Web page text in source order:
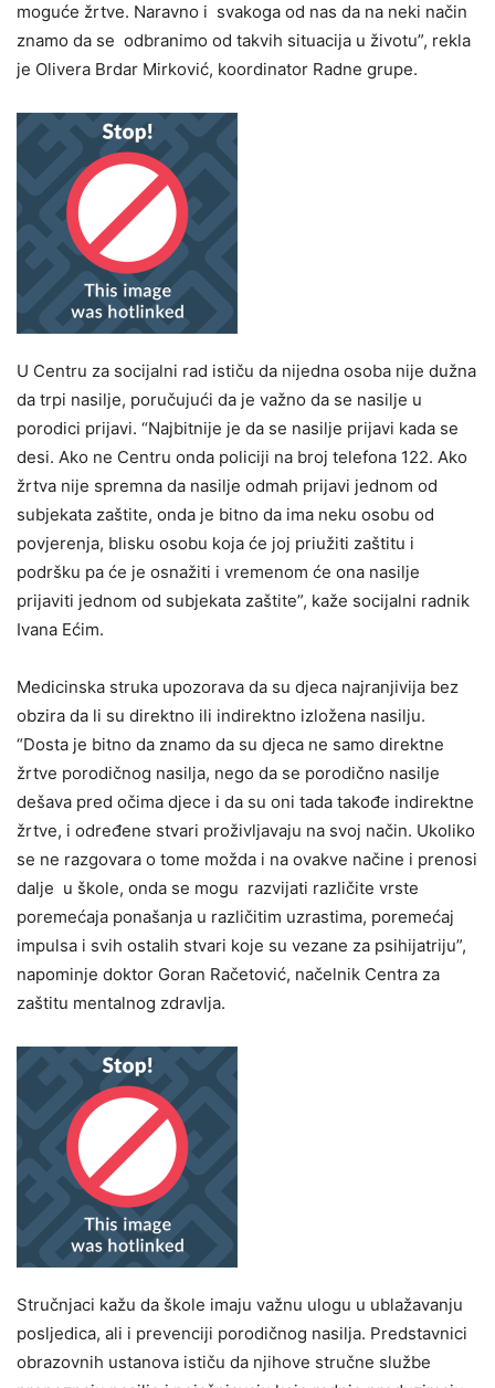
moguće žrtve. Naravno i svakoga od nas da na neki način
znamo da se odbranimo od takvih situacija u životu”, rekla
je Olivera Brdar Mirković, koordinator Radne grupe.
U Centru za socijalni rad ističu da nijedna osoba nije dužna
da trpi nasilje, poručujući da je važno da se nasilje u
porodici prijavi. “Najbitnije je da se nasilje prijavi kada se
desi. Ako ne Centru onda policiji na broj telefona 122. Ako
žrtva nije spremna da nasilje odmah prijavi jednom od
subjekata zaštite, onda je bitno da ima neku osobu od
povjerenja, blisku osobu koja će joj priužiti zaštitu i
podršku pa će je osnažiti i vremenom će ona nasilje
prijaviti jednom od subjekata zaštite”, kaže socijalni radnik
Ivana Ećim.
Medicinska struka upozorava da su djeca najranjivija bez
obzira da li su direktno ili indirektno izložena nasilju.
“Dosta je bitno da znamo da su djeca ne samo direktne
žrtve porodičnog nasilja, nego da se porodično nasilje
dešava pred očima djece i da su oni tada takođe indirektne
žrtve, i određene stvari proživljavaju na svoj način. Ukoliko
se ne razgovara o tome možda i na ovakve načine i prenosi
dalje u škole, onda se mogu razvijati različite vrste
poremećaja ponašanja u različitim uzrastima, poremećaj
impulsa i svih ostalih stvari koje su vezane za psihijatriju”,
napominje doktor Goran Račetović, načelnik Centra za
zaštitu mentalnog zdravlja.
Stručnjaci kažu da škole imaju važnu ulogu u ublažavanju
posljedica, ali i prevenciji porodičnog nasilja. Predstavnici
obrazovnih ustanova ističu da njihove stručne službe